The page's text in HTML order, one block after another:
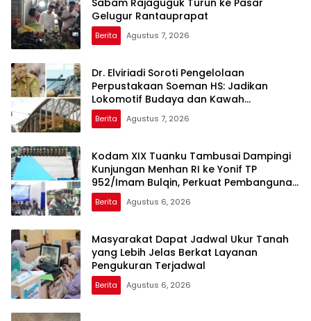
Sabam Rajaguguk Turun ke Pasar
Gelugur Rantauprapat
Berita Agustus 7, 2026
Dr. Elviriadi Soroti Pengelolaan
Perpustakaan Soeman HS: Jadikan
Lokomotif Budaya dan Kawah
Candradimuka Intelektual
Berita Agustus 7, 2026
Kodam XIX Tuanku Tambusai Dampingi
Kunjungan Menhan RI ke Yonif TP
952/Imam Bulqin, Perkuat Pembangunan
Satuan
Berita Agustus 6, 2026
Masyarakat Dapat Jadwal Ukur Tanah
yang Lebih Jelas Berkat Layanan
Pengukuran Terjadwal
Berita Agustus 6, 2026